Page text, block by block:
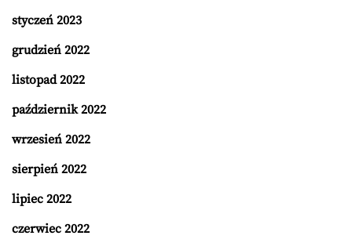
styczeń 2023
grudzień 2022
listopad 2022
październik 2022
wrzesień 2022
sierpień 2022
lipiec 2022
czerwiec 2022